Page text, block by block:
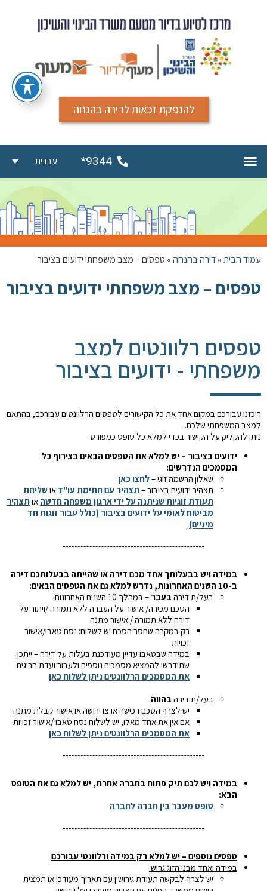
להנפקת זכאות לדירה בהנחה
9344* עברית
עמוד הבית»דירה בהנחה» טפסים – מצב משפחתי ידועים בציבור
טפסים – מצב משפחתי ידועים בציבור
טפסים רלוונטים למצב
משפחתי - ידועים בציבור
ריכזנו עבורכם במקום אחד את כל הקישורים לטפסים הרלוונטים עבורכם, בהתאם
למצב המשפחתי שלכם.
ניתן להקליק על הקישור בכדי למלא כל טופס כמפורט.
ידועים בציבור – יש למלא את הטפסים הבאים בצירוף כל
המסמכים הנדרשים:
שאלון הרשמה זוגי –לחצו כאן
תצהיר ידועים בציבור –תצהיר עם חתימת עו"ד אושליחת
תעודת זוגיות שניתנה על ידי ארגון משפחה חדשה אותצהיר
מביטוח לאומי על ידועים בציבור (כולל עבור זוגות חד
מיניים)
במידה ויש בבעלותך אחד מכם דירה או שהייתה בבעלותכם דירה
ב-10 השנים האחרונות, נדרש למלא גם את הטפסים הבאים:
בעל/ת דירהבעבר – במהלך 10 השנים האחרונות
הסכם מכירה/ אישור על העברה ללא תמורה /ויתור על
דירה ללא תמורה / אישור מתנה
רק במקרה שחסר הסכם יש לשלוח: נסח טאבו/אישור
זכויות
במידה שבטאבו עדיין מעודכנת בעלות על דירה – ייתכן
שתידרשו להמציא מסמכים נוספים ולעבור ועדת חריגים
את המסמכים הרלוונטים ניתן לשלוח כאן
בעל/ת דירהבהווה
יש לצרף הסכם רכישה או צו ירושה או אישור קבלת מתנה
אם אין את אחד מאלו, יש לשלוח נסח טאבו /אישור זכויות
את המסמכים הרלוונטים ניתן לשלוח כאן
במידה ויש לכם תיק פתוח בחברה אחרת, יש למלא גם את הטופס
הבא:
טופס מעבר בין חברה לחברה
טפסים נוספים – יש למלא רק במידה ורלוונטי עבורכם
במידה ואחד מבני הזוג גרוש:
יש לצרף לבקשה תעודת גירושין עם תאריך מעודכן או תמצית